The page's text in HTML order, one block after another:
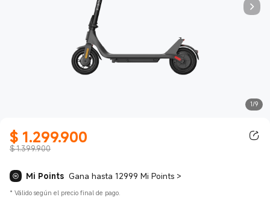
1/9
$ 1.299.900
Current Price $ 1299900.00
$ 1.399.900
Mi Points Gana hasta 12999 Mi Points >
* Válido según el precio final de pago.